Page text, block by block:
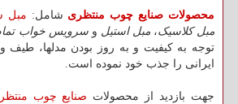
محصولات صنایع چوب منتظری شامل: مبل
مبل کلاسیک،مبل استیل وسرویس خواب
توجه به کیفیت و به روز بودن مدلها، طیف
ایرانی را جذب خود نموده است.
جهت بازدید از محصولات صنایع چوب